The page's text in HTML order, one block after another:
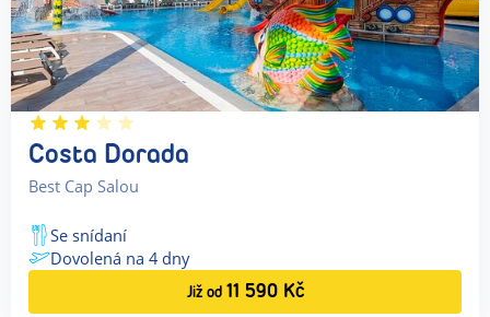
Costa Dorada
Best Cap Salou
Se snídaní
Dovolená na 4 dny
Již od 11 590 Kč